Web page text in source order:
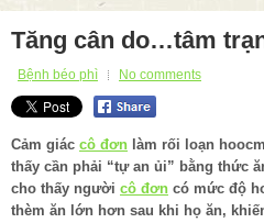
Tăng cân do…tâm
Bệnh béo phì No comments
Cảm giác cô đơn làm rối loạn
thấy cần phải “tự an ủi” bằng thức
cho thấy người cô đơn có mức độ
thèm ăn lớn hơn sau khi họ ăn,